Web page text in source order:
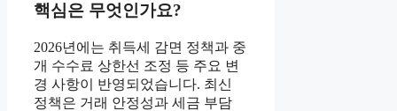
핵심은 무엇인가요?
2026년에는 취득세 감면 정책과 중
개 수수료 상한선 조정 등 주요 변
경 사항이 반영되었습니다. 최신
정책은 거래 안정성과 세금 부담